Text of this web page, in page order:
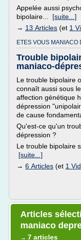
Appelée aussi
bipolaire... [suite...]
→ 13 Articles (et 1
ETES VOUS MANIACO
Trouble
maniaco-
Le trouble bipolaire
connaît aussi sous
affection génétique
dépression
de cause
Qu'est-ce qu'un
dépression ?
Le trouble bipolaire
[suite...]
→ 6 Articles (et 1
Articles
maniaco
→ 7 articles